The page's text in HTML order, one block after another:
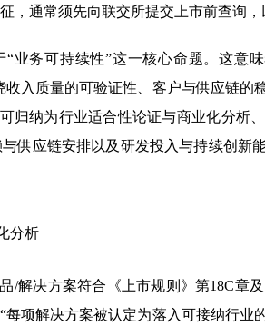
，通常须先向联交所提交上市前查询，
业务可持续性”这一核心命题。这意
收入质量的可验证性、客户与供应链
归纳为行业适合性论证与商业化分析
供应链安排以及研发投入与持续创新
分析
/解决方案符合《上市规则》第18C章
项解决方案被认定为落入可接纳行业